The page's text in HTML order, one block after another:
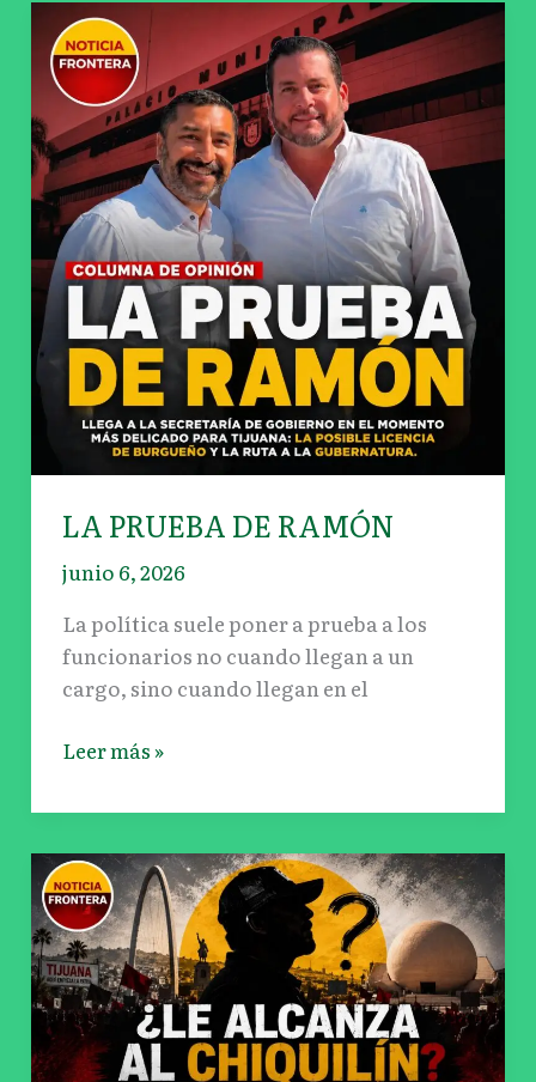
LA PRUEBA DE RAMÓN
junio 6, 2026
La política suele poner a prueba a los
funcionarios no cuando llegan a un
cargo, sino cuando llegan en el
LA
PRUEBA
DE
RAMÓN
Leer más »
¿LE
ALCANZA
AL
CHIQUILÍN?